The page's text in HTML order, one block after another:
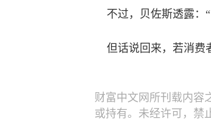
不过，贝佐斯透露：“
但话说回来，若消费
财富中文网所刊载内容
或持有。未经许可，禁